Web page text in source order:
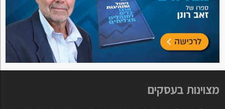
מצוינות בעסקים